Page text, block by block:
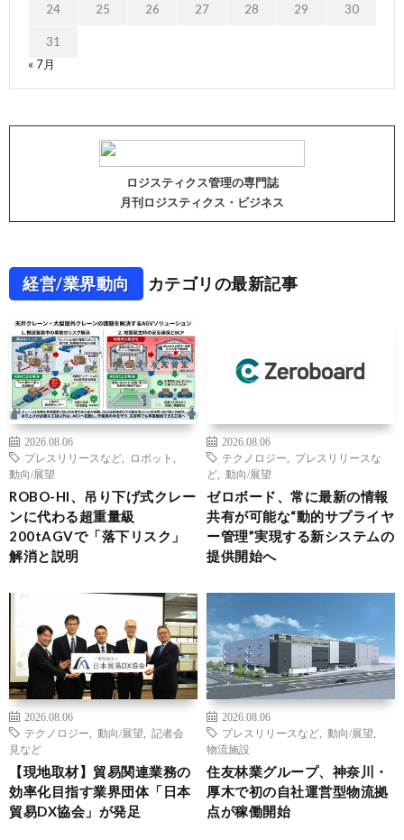
24 25 26 27 28 29 30
31
« 7月
ロジスティクス管理の専門誌
月刊ロジスティクス・ビジネス
経営/業界動向 カテゴリの最新記事
2026.08.06
プレスリリースなど
ロボット
動向/展望
ROBO-HI、吊り下げ式クレー
ンに代わる超重量級
200tAGVで「落下リスク」
解消と説明
2026.08.06
テクノロジー
プレスリリースな
ど
動向/展望
ゼロボード、常に最新の情報
共有が可能な“動的サプライヤ
ー管理”実現する新システムの
提供開始へ
2026.08.06
テクノロジー
動向/展望
記者会
見など
【現地取材】貿易関連業務の
効率化目指す業界団体「日本
貿易DX協会」が発足
2026.08.06
プレスリリースなど
動向/展望
物流施設
住友林業グループ、神奈川・
厚木で初の自社運営型物流拠
点が稼働開始